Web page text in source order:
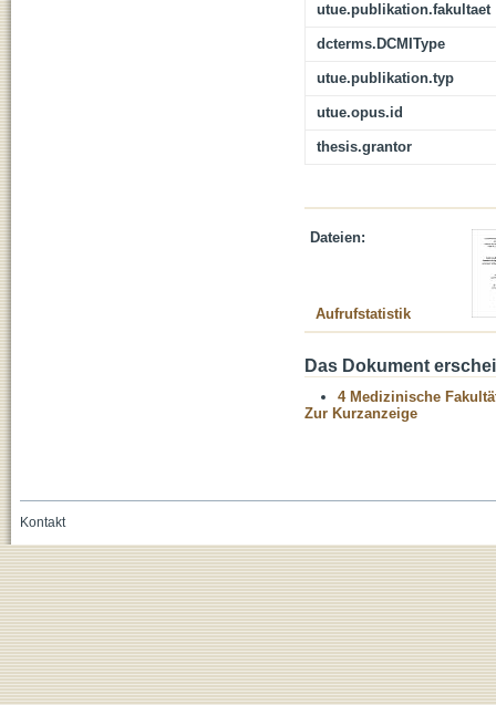
utue.publikation.fakultaet
dcterms.DCMIType
utue.publikation.typ
utue.opus.id
thesis.grantor
Dateien:
Aufrufstatistik
Das Dokument
4 Medizinische
Zur Kurzanzeige
Kontakt